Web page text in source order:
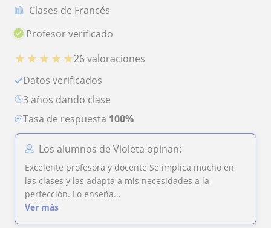
Clases de Francés
Profesor verificado
★ ★ ★ ★ ★26 valoraciones
Datos verificados
3 años dando clase
Tasa de respuesta 100%
Los alumnos de Violeta opinan:
Excelente profesora y docente Se implica mucho en
las clases y las adapta a mis necesidades a la
perfección. Lo enseña...
Ver más